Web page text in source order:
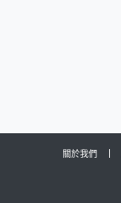
關於我們